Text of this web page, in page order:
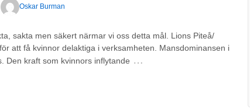
Oskar Burman
sakta men säkert närmar vi oss detta mål. Lions Piteå/
att få kvinnor delaktiga i verksamheten. Mansdominansen i
Den kraft som kvinnors inflytande …